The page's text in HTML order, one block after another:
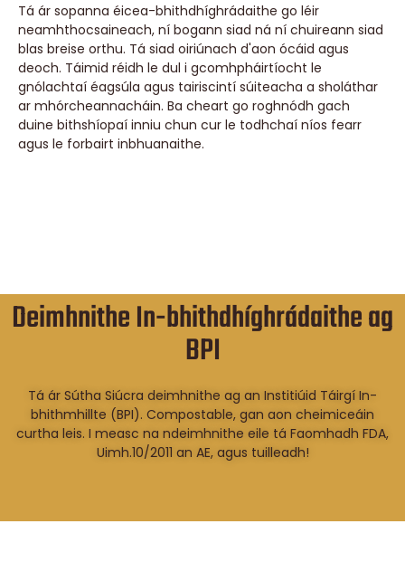
Tá ár sopanna éicea-bhithdhíghrádaithe go léir
neamhthocsaineach, ní bogann siad ná ní chuireann siad
blas breise orthu. Tá siad oiriúnach d'aon ócáid ​​​​agus
deoch. Táimid réidh le dul i gcomhpháirtíocht le
gnólachtaí éagsúla agus tairiscintí súiteacha a sholáthar
ar mhórcheannacháin. Ba cheart go roghnódh gach
duine bithshíopaí inniu chun cur le todhchaí níos fearr
agus le forbairt inbhuanaithe.
Deimhnithe In-bhithdhíghrádaithe ag
BPI
Tá ár Sútha Siúcra deimhnithe ag an Institiúid Táirgí In-
bhithmhillte (BPI). Compostable, gan aon cheimiceáin
curtha leis. I measc na ndeimhnithe eile tá Faomhadh FDA,
Uimh.10/2011 an AE, agus tuilleadh!